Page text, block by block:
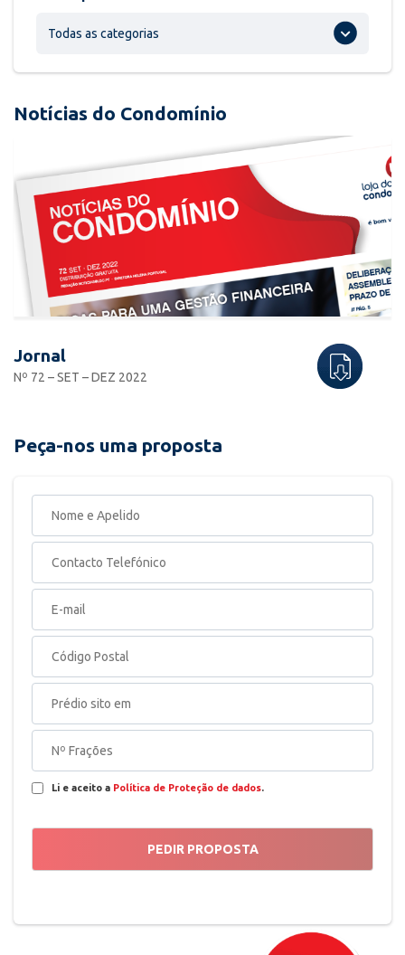
Todas as categorias
Notícias do Condomínio
Jornal
Nº 72 – SET – DEZ 2022
Peça-nos uma proposta
Li e aceito a Política de Proteção de dados.